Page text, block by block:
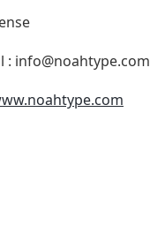
: info@noahtype.com